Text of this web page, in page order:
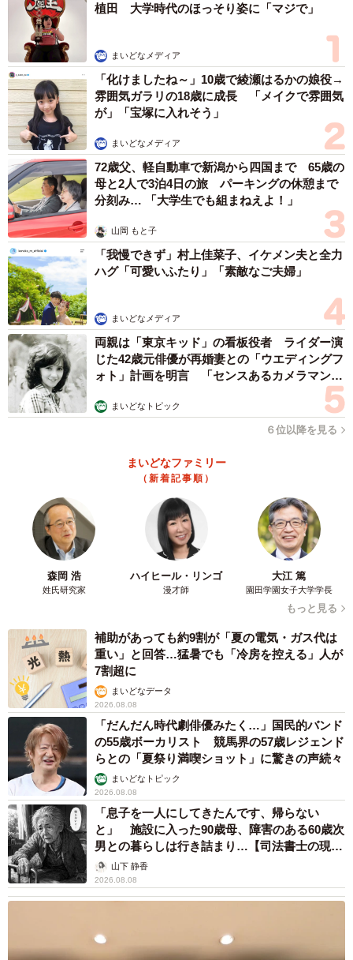
植田 大学時代のほっそり姿に「マジで」
まいどなメディア
「化けましたね～」10歳で綾瀬はるかの娘役→
雰囲気ガラリの18歳に成長 「メイクで雰囲気
が」「宝塚に入れそう」
まいどなメディア
72歳父、軽自動車で新潟から四国まで 65歳の
母と2人で3泊4日の旅 パーキングの休憩まで
分刻み… 「大学生でも組まねえよ！」
山岡 もと子
「我慢できず」村上佳菜子、イケメン夫と全力
ハグ「可愛いふたり」「素敵なご夫婦」
まいどなメディア
両親は「東京キッド」の看板役者 ライダー演
じた42歳元俳優が再婚妻との「ウエディングフ
ォト」計画を明言 「センスあるカメラマン求
まいどなトピック
６位以降を見る
まいどなファミリー
（新着記事順）
森岡 浩
姓氏研究家
ハイヒール・リンゴ
漫才師
大江 篤
園田学園女子大学学長
もっと見る
補助があっても約9割が「夏の電気・ガス代は
重い」と回答…猛暑でも「冷房を控える」人が
7割超に
まいどなデータ
2026.08.08
「だんだん時代劇俳優みたく…」国民的バンド
の55歳ボーカリスト 競馬界の57歳レジェンド
らとの「夏祭り満喫ショット」に驚きの声続々
まいどなトピック
2026.08.08
「息子を一人にしてきたんです、帰らない
と」 施設に入った90歳母、障害のある60歳次
男との暮らしは行き詰まり…【司法書士の現場
から】山下 静香
2026.08.08